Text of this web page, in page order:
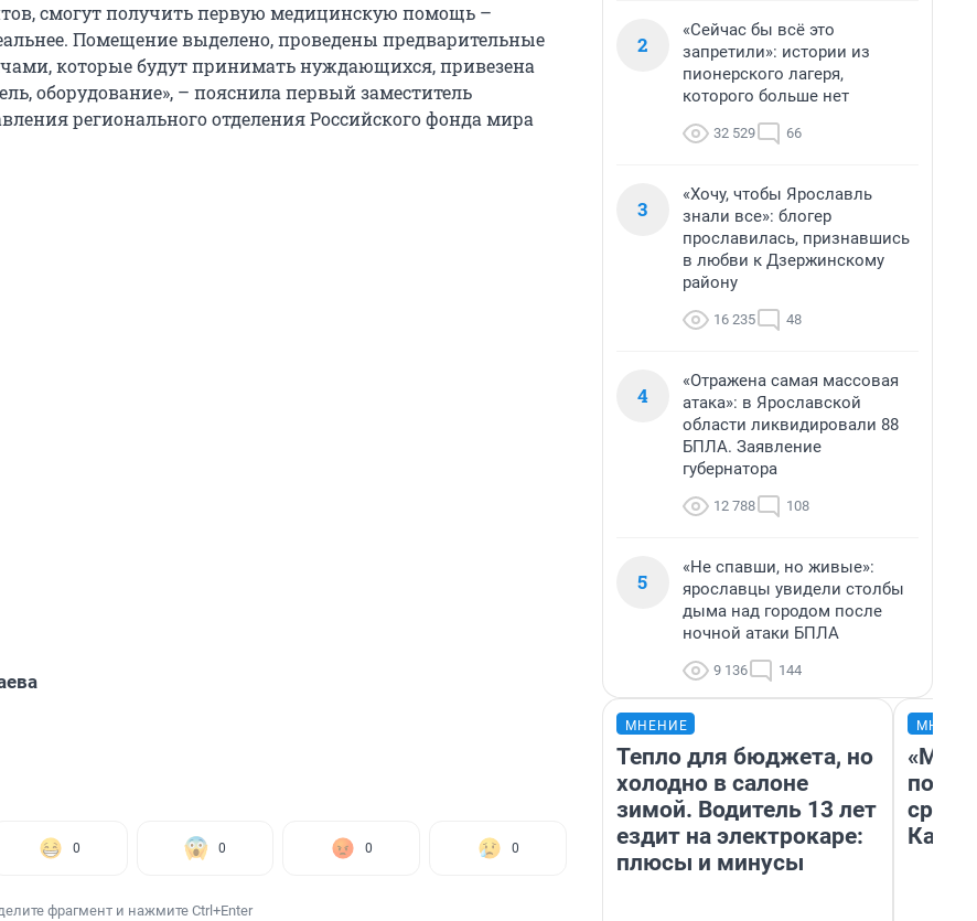
смогут получить первую медицинскую помощь –
Помещение выделено, проведены предварительные
которые будут принимать нуждающихся, привезена
оборудование», – пояснила первый заместитель
регионального отделения Российского фонда мира
0 0 0 0
фрагмент и нажмите Ctrl+Enter
2
«Сейчас бы всё это
запретили»: истории из
пионерского лагеря,
которого больше нет
32 529 66
3
«Хочу, чтобы Ярославль
знали все»: блогер
прославилась, признавшись
в любви к Дзержинскому
району
16 235 48
4
«Отражена самая массовая
атака»: в Ярославской
области ликвидировали 88
БПЛА. Заявление
губернатора
12 788 108
5
«Не спавши, но живые»:
ярославцы увидели столбы
дыма над городом после
ночной атаки БПЛА
9 136 144
МНЕНИЕ
Тепло для бюджета, но
холодно в салоне
зимой. Водитель 13 лет
ездит на электрокаре:
плюсы и минусы